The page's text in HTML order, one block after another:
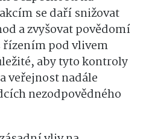
se daří snižovat
a zvyšovat povědomí
řízením pod vlivem
aby tyto kontroly
veřejnost nadále
nezodpovědného